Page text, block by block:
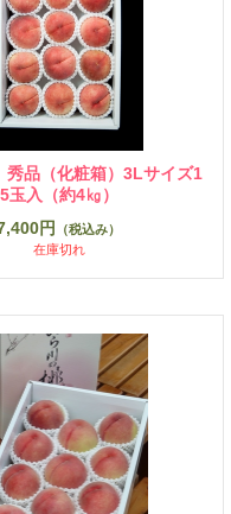
秀品（化粧箱）3Lサイズ1
5玉入（約4㎏）
円
（税込み）
在庫切れ